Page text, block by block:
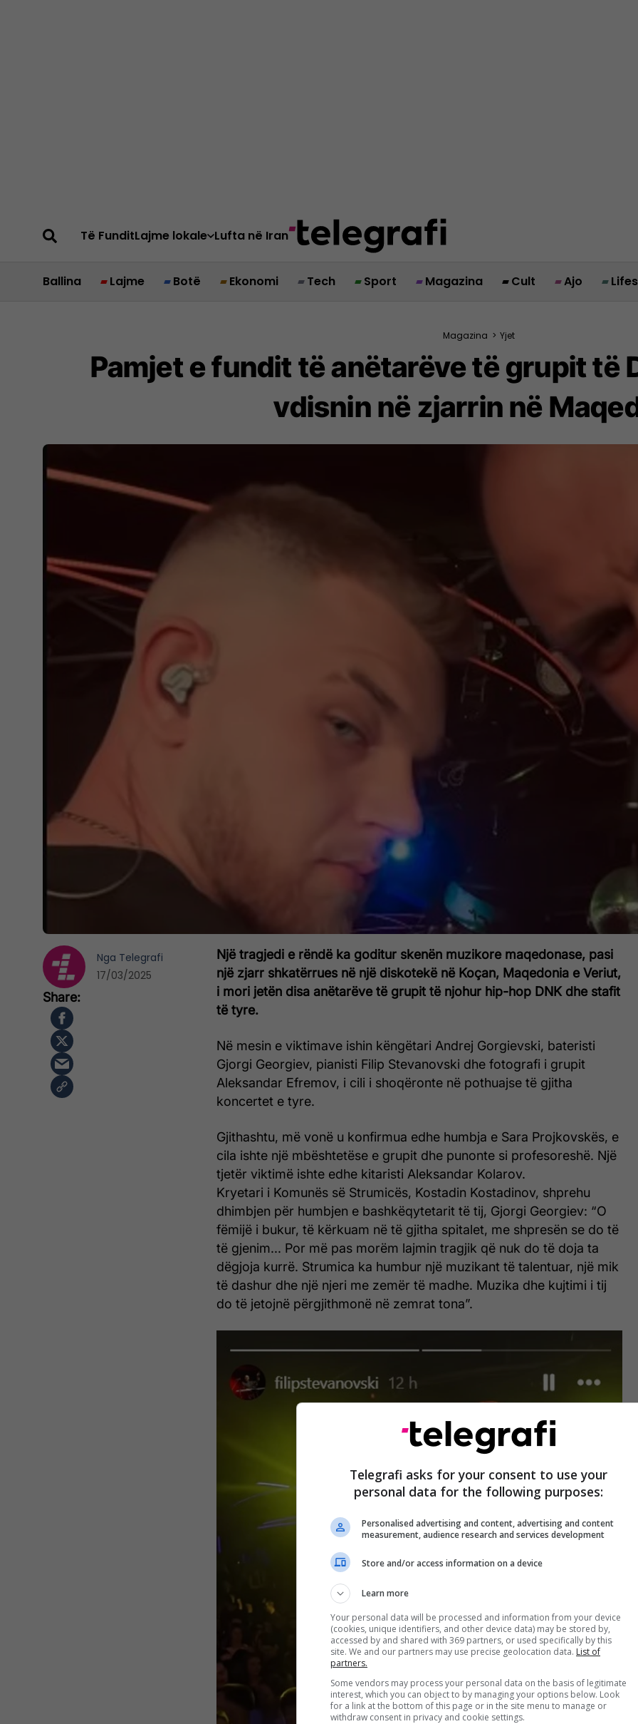
Të FunditLajme lokale Lufta në Iran
Ballina Lajme Botë Ekonomi Tech Sport Magazina Cult Ajo
Magazina > Yjet
Pamjet e fundit të anëtarëve të grupit të
vdisnin në zjarrin në
Një tragjedi e rëndë ka goditur skenën muzikore maqedonase, pasi
një zjarr shkatërrues në një diskotekë në Koçan, Maqedonia e Veriut,
i mori jetën disa anëtarëve të grupit të njohur hip-hop DNK dhe stafit
të tyre.
Në mesin e viktimave ishin këngëtari Andrej Gorgievski, bateristi
Gjorgi Georgiev, pianisti Filip Stevanovski dhe fotografi i grupit
Aleksandar Efremov, i cili i shoqëronte në pothuajse të gjitha
koncertet e tyre.
Gjithashtu, më vonë u konfirmua edhe humbja e Sara Projkovskës, e
cila ishte një mbështetëse e grupit dhe punonte si profesoreshë. Një
tjetër viktimë ishte edhe kitaristi Aleksandar Kolarov.
Kryetari i Komunës së Strumicës, Kostadin Kostadinov, shprehu
dhimbjen për humbjen e bashkëqytetarit të tij, Gjorgi Georgiev: “O
fëmijë i bukur, të kërkuam në të gjitha spitalet, me shpresën se do të
të gjenim... Por më pas morëm lajmin tragjik që nuk do të doja ta
dëgjoja kurrë. Strumica ka humbur një muzikant të talentuar, një mik
të dashur dhe një njeri me zemër të madhe. Muzika dhe kujtimi i tij
do të jetojnë përgjithmonë në zemrat tona”.
Nga Telegrafi
17/03/2025
Telegrafi asks for your consent to use your
personal data for the following purposes:
Personalised advertising and content, advertising and content
measurement, audience research and services development
Store and/or access information on a device
Learn more
Your personal data will be processed and information from your device
(cookies, unique identifiers, and other device data) may be stored by,
accessed by and shared with 369 partners, or used specifically by this
site. We and our partners may use precise geolocation data. List of
partners.
Some vendors may process your personal data on the basis of legitimate
interest, which you can object to by managing your options below. Look
for a link at the bottom of this page or in the site menu to manage or
withdraw consent in privacy and cookie settings.